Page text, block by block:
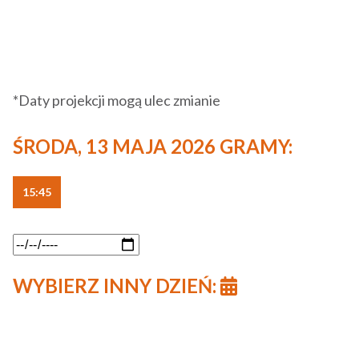
*Daty projekcji mogą ulec zmianie
ŚRODA, 13 MAJA 2026 GRAMY:
15:45
WYBIERZ INNY DZIEŃ: